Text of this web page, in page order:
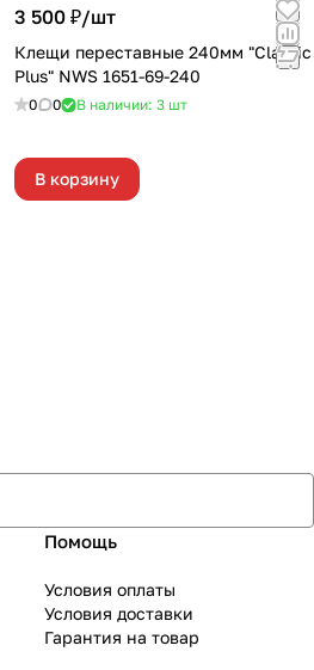
3 500 ₽/шт
Клещи переставные 240мм "Classic
Plus" NWS 1651-69-240
0 0 В наличии: 3 шт
В корзину
Помощь
Условия оплаты
Условия доставки
Гарантия на товар